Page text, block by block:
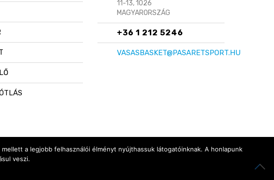
11-13, 1026
MAGYARORSZÁG
+36 1 212 5246
VASASBASKET@PASARETSPORT.HU
a legjobb felhasználói élményt nyújthassuk látogatóinknak. A honlapunk
veszi.